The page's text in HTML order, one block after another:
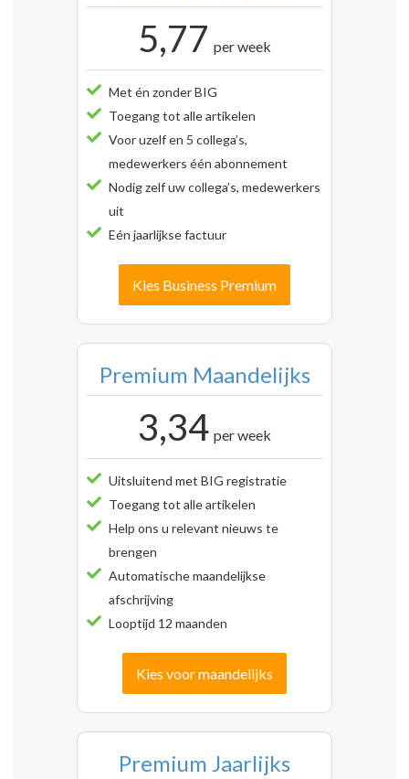
5,77 per week
Met én zonder BIG
Toegang tot alle artikelen
Voor uzelf en 5 collega’s,
medewerkers één abonnement
Nodig zelf uw collega’s, medewerkers
uit
Eén jaarlijkse factuur
Kies Business Premium
Premium Maandelijks
3,34 per week
Uitsluitend met BIG registratie
Toegang tot alle artikelen
Help ons u relevant nieuws te
brengen
Automatische maandelijkse
afschrijving
Looptijd 12 maanden
Kies voor maandelijks
Premium Jaarlijks